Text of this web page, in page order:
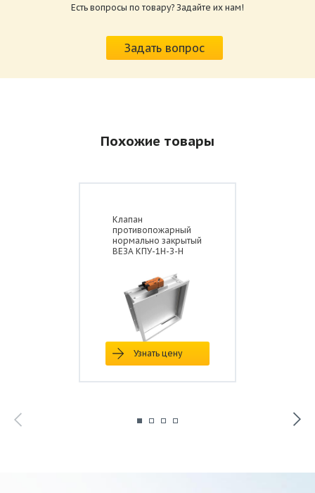
приводов КЛОП-2.pdf
Размер: 259.6 Кб
Есть вопросы по товару? Задайте их нам!
Задать вопрос
Похожие товары
Клапан
противопожарный
нормально закрытый
ВЕЗА КПУ-1Н-З-Н
Узнать цену